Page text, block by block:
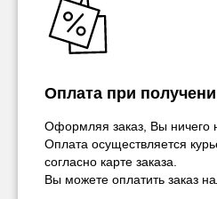
Оплата при
Оформляя заказ, Вы ничего
Оплата осуществляется
согласно карте заказа.
Вы можете оплатить заказ